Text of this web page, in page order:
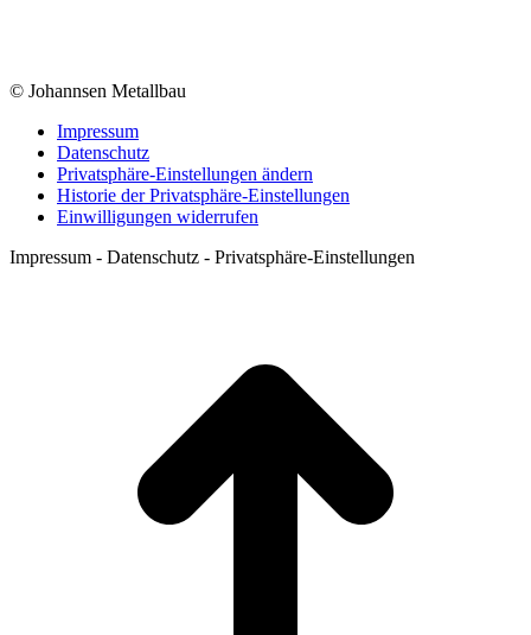
© Johannsen Metallbau
Impressum
Datenschutz
Privatsphäre-Einstellungen ändern
Historie der Privatsphäre-Einstellungen
Einwilligungen widerrufen
Impressum - Datenschutz - Privatsphäre-Einstellungen